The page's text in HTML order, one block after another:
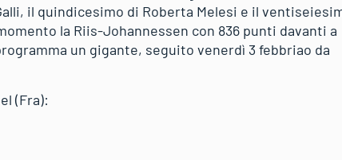
il quindicesimo di Roberta Melesi e il
la Riis-Johannessen con 836 punti davanti a
un gigante, seguito venerdì 3 febbriao da
(Fra):